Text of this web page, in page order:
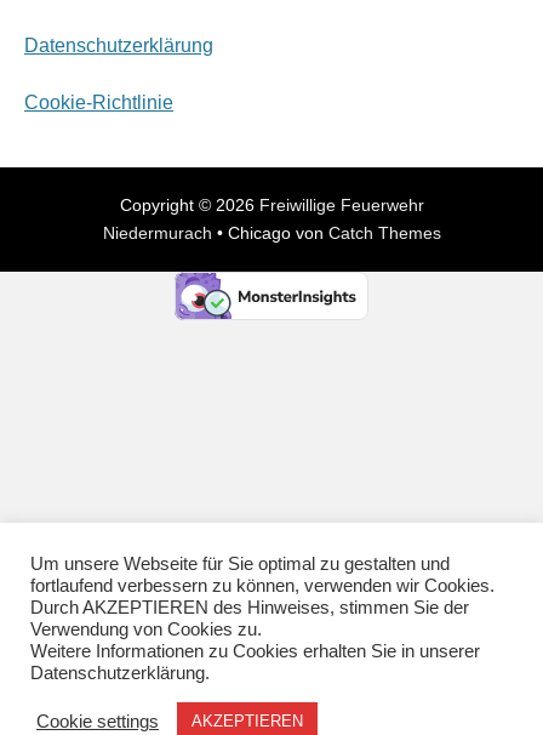
Datenschutzerklärung
Cookie-Richtlinie
Copyright © 2026 Freiwillige Feuerwehr
Niedermurach • Chicago von Catch Themes
Um unsere Webseite für Sie optimal zu gestalten und
fortlaufend verbessern zu können, verwenden wir Cookies.
Durch AKZEPTIEREN des Hinweises, stimmen Sie der
Verwendung von Cookies zu.
Weitere Informationen zu Cookies erhalten Sie in unserer
Datenschutzerklärung.
Cookie settings AKZEPTIEREN